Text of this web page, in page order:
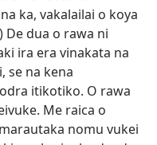
ka, vakalailai o koya
) De dua o rawa ni
ira era vinakata na
se na kena
itikotiko. O rawa
Me raica o
nomu vukei